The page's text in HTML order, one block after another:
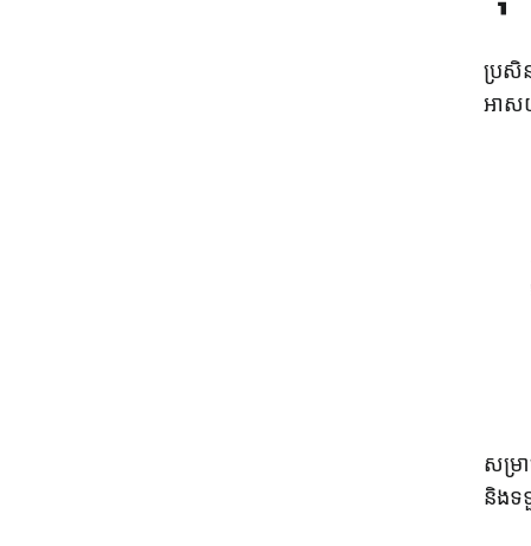
ប្រសិ
អាស
សម្រ
និងទ